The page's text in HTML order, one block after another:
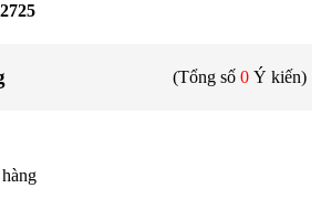
(Tổng số 0 Ý kiến)